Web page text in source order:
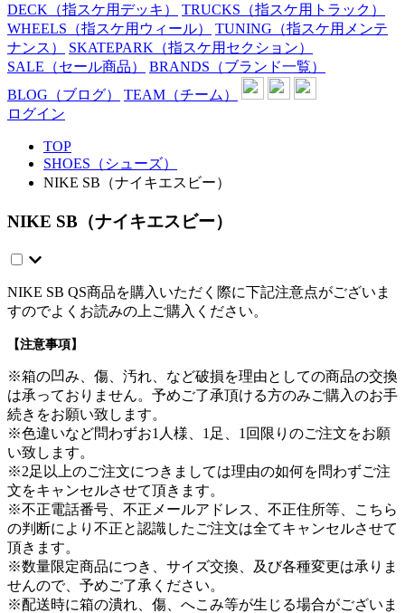
DECK （指スケ用デッキ） TRUCKS （指スケ用トラック）
WHEELS （指スケ用ウィール） TUNING （指スケ用メンテ
ナンス）
SKATEPARK （指スケ用セクション）
SALE （セール商品） BRANDS （ブランド一覧）
BLOG （ブログ） TEAM （チーム）
ログイン
TOP
SHOES（シューズ）
NIKE SB（ナイキエスビー）
NIKE SB（ナイキエスビー）
NIKE SB QS商品を購入いただく際に下記注意点がございま
すのでよくお読みの上ご購入ください。
【注意事項】
※箱の凹み、傷、汚れ、など破損を理由としての商品の交換
は承っておりません。予めご了承頂ける方のみご購入のお手
続きをお願い致します。
※色違いなど問わずお1人様、1足、1回限りのご注文をお願
い致します。
※2足以上のご注文につきましては理由の如何を問わずご注
文をキャンセルさせて頂きます。
※不正電話番号、不正メールアドレス、不正住所等、こちら
の判断により不正と認識したご注文は全てキャンセルさせて
頂きます。
※数量限定商品につき、サイズ交換、及び各種変更は承りま
せんので、予めご了承ください。
※配送時に箱の潰れ、傷、へこみ等が生じる場合がございま